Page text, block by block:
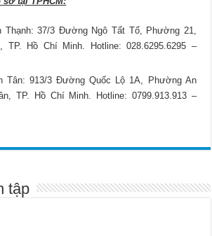
37/3 Đường Ngô Tất Tố, Phường 21,
TP. Hồ Chí Minh. Hotline: 028.6295.6295 –
Tân: 913/3 Đường Quốc Lộ 1A, Phường An
TP. Hồ Chí Minh. Hotline: 0799.913.913 –
tập